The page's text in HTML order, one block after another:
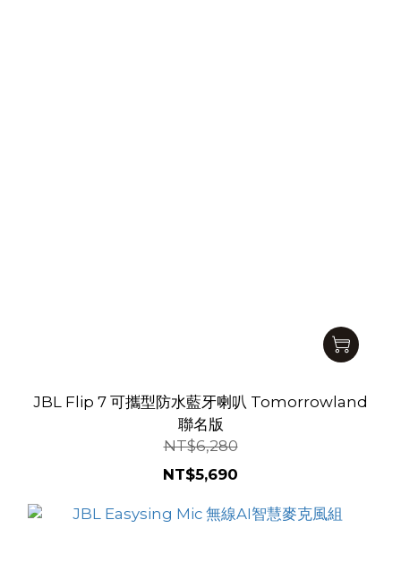
JBL Flip 7 可攜型防水藍牙喇叭 Tomorrowland
聯名版
NT$6,280
NT$5,690